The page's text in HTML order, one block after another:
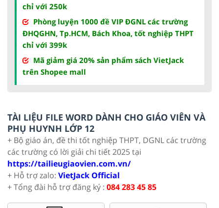
chỉ với 250k
Phòng luyện 1000 đề VIP ĐGNL các trường
ĐHQGHN, Tp.HCM, Bách Khoa, tốt nghiệp THPT
chỉ với 399k
Mã giảm giá 20% sản phẩm sách VietJack
trên Shopee mall
TÀI LIỆU FILE WORD DÀNH CHO GIÁO VIÊN VÀ
PHỤ HUYNH LỚP 12
+ Bộ giáo án, đề thi tốt nghiệp THPT, DGNL các trường
các trường có lời giải chi tiết 2025 tại
https://tailieugiaovien.com.vn/
+ Hỗ trợ zalo: VietJack Official
+ Tổng đài hỗ trợ đăng ký : 084 283 45 85